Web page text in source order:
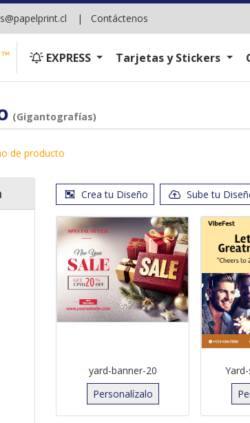
| Contáctenos
EXPRESS
EXPRESS Tarjetas y Stickers
(Gigantografías)
de producto
Crea tu Diseño Sube tu
yard-banner-20
Personalízalo